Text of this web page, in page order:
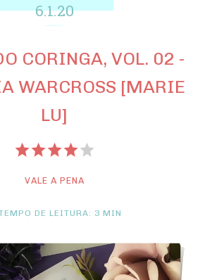
6.1.20
CORINGA, VOL. 02 -
WARCROSS [MARIE
LU]
VALE A PENA
DE LEITURA: 3 MIN